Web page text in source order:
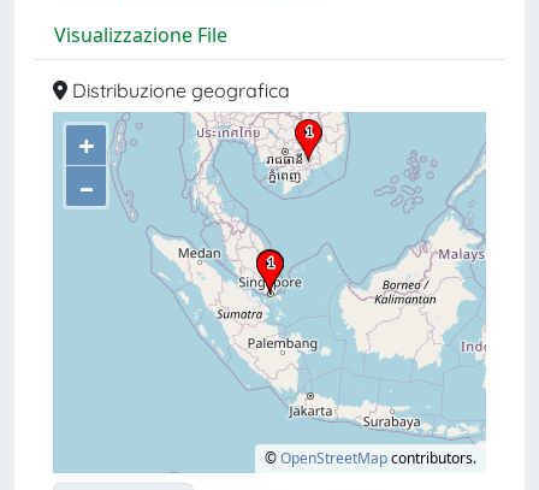
Visualizzazione File
Distribuzione geografica
+
–
©OpenStreetMapcontributors.